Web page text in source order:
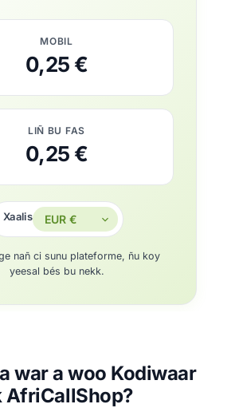
MOBIL
0,25 €
LIÑ BU FAS
0,25 €
Xaalis
nañ ci sunu plateforme, ñu koy
yeesal bés bu nekk.
war a woo Kodiwaar
AfriCallShop?